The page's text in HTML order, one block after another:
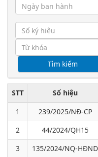
STT Số hiệu
1
239/2025/NĐ-CP
2
44/2024/QH15
3
135/2024/NQ-HĐND